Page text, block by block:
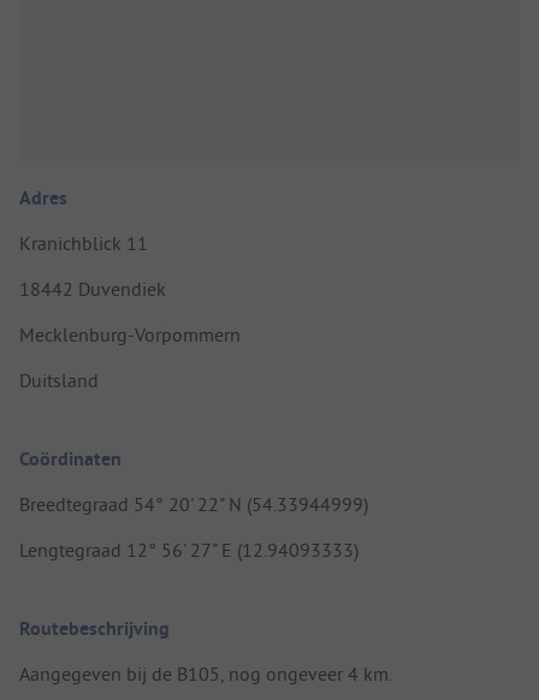
Adres
Kranichblick 11
18442 Duvendiek
Mecklenburg-Vorpommern
Duitsland
Coördinaten
Breedtegraad 54° 20' 22" N (54.33944999)
Lengtegraad 12° 56' 27" E (12.94093333)
Routebeschrijving
Aangegeven bij de B105, nog ongeveer 4 km.